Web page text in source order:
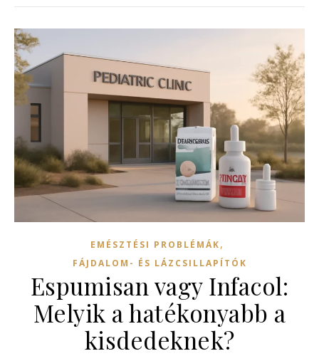
EMÉSZTÉSI PROBLÉMÁK,
FÁJDALOM- ÉS LÁZCSILLAPÍTÓK
Espumisan vagy Infacol:
Melyik a hatékonyabb a
kisdedeknek?